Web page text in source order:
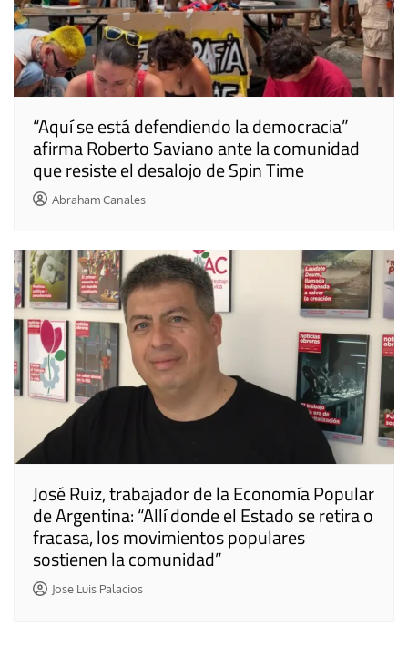
“Aquí se está defendiendo la democracia”
afirma Roberto Saviano ante la comunidad
que resiste el desalojo de Spin Time
Abraham Canales
José Ruiz, trabajador de la Economía Popular
de Argentina: “Allí donde el Estado se retira o
fracasa, los movimientos populares
sostienen la comunidad”
Jose Luis Palacios